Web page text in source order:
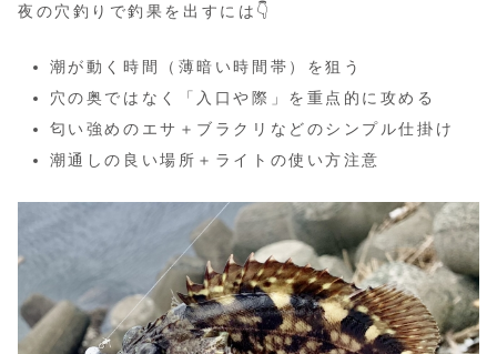
夜の穴釣りで釣果を出すには👇
潮が動く時間（薄暗い時間帯）を狙う
穴の奥ではなく「入口や際」を重点的に攻める
匂い強めのエサ＋ブラクリなどのシンプル仕掛け
潮通しの良い場所＋ライトの使い方注意